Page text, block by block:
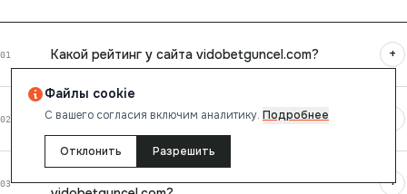
01 Какой рейтинг у сайта vidobetguncel.com? +
02 Безопасен ли сайт vidobetguncel.com?
03
Насколько быстро загружается
+
Файлы cookie
С вашего согласия включим аналитику. Подробнее
Отклонить Разрешить